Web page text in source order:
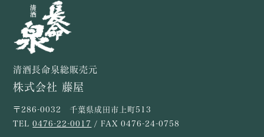
清酒長命泉総販売元
株式会社 藤屋
〒286-0032 千葉県成田市上町513
TEL0476-22-0017 / FAX 0476-24-0758